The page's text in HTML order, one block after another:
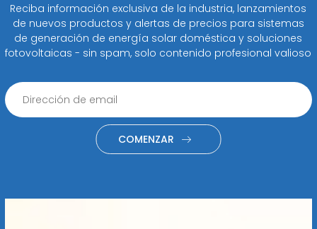
Reciba información exclusiva de la industria, lanzamientos
de nuevos productos y alertas de precios para sistemas
de generación de energía solar doméstica y soluciones
fotovoltaicas - sin spam, solo contenido profesional valioso
COMENZAR